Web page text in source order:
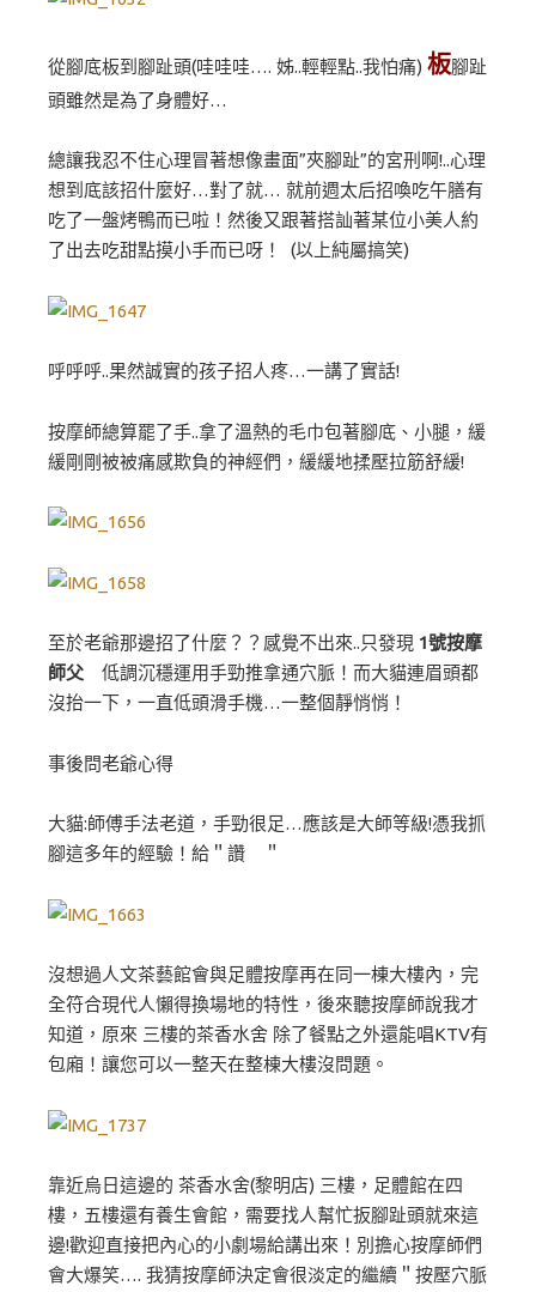
從腳底板到腳趾頭(哇哇哇…. 姊..輕輕點..我怕痛) 板腳趾
頭雖然是為了身體好…
總讓我忍不住心理冒著想像畫面”夾腳趾”的宮刑啊!..心理
想到底該招什麼好…對了就… 就前週太后招喚吃午膳有
吃了一盤烤鴨而已啦！然後又跟著搭訕著某位小美人約
了出去吃甜點摸小手而已呀！ (以上純屬搞笑)
呼呼呼..果然誠實的孩子招人疼…一講了實話!
按摩師總算罷了手..拿了溫熱的毛巾包著腳底、小腿，緩
緩剛剛被被痛感欺負的神經們，緩緩地揉壓拉筋舒緩!
至於老爺那邊招了什麼？？感覺不出來..只發現 1號按摩
師父 低調沉穩運用手勁推拿通穴脈！而大貓連眉頭都
沒抬一下，一直低頭滑手機…一整個靜悄悄！
事後問老爺心得
大貓:師傅手法老道，手勁很足…應該是大師等級!憑我抓
腳這多年的經驗！給＂讚 ＂
沒想過人文茶藝館會與足體按摩再在同一棟大樓內，完
全符合現代人懶得換場地的特性，後來聽按摩師說我才
知道，原來 三樓的茶香水舍 除了餐點之外還能唱KTV有
包廂！讓您可以一整天在整棟大樓沒問題。
靠近烏日這邊的 茶香水舍(黎明店) 三樓，足體館在四
樓，五樓還有養生會館，需要找人幫忙扳腳趾頭就來這
邊!歡迎直接把內心的小劇場給講出來！別擔心按摩師們
會大爆笑…. 我猜按摩師決定會很淡定的繼續＂按壓穴脈